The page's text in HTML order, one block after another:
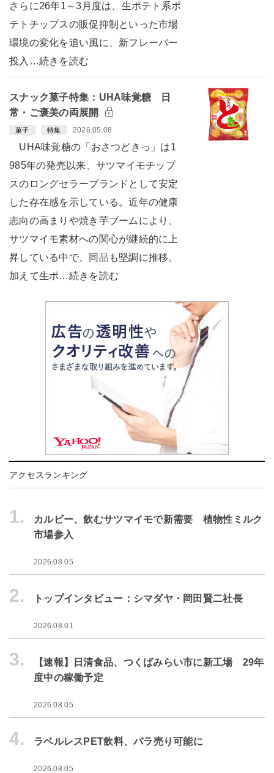
さらに26年1～3月度は、生ポテト系ポ
テトチップスの販促抑制といった市場
環境の変化を追い風に、新フレーバー
投入…続きを読む
スナック菓子特集：UHA味覚糖 日
常・ご褒美の両展開
菓子 特集 2026.05.08
UHA味覚糖の「おさつどきっ」は1
985年の発売以来、サツマイモチップ
スのロングセラーブランドとして安定
した存在感を示している。近年の健康
志向の高まりや焼き芋ブームにより、
サツマイモ素材への関心が継続的に上
昇している中で、同品も堅調に推移。
加えて生ポ…続きを読む
アクセスランキング
1.
カルビー、飲むサツマイモで新需要 植物性ミルク
市場参入
2026.08.05
2. トップインタビュー：シマダヤ・岡田賢二社長
2026.08.01
3.
【速報】日清食品、つくばみらい市に新工場 29年
度中の稼働予定
2026.08.05
4. ラベルレスPET飲料、バラ売り可能に
2026.08.05